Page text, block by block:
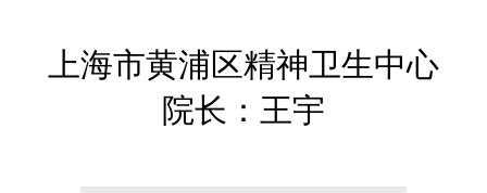
数
上海市黄浦区精神卫生中心
院长：王宇